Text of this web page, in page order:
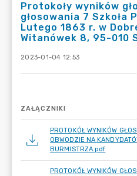
Protokoły wyników
głosowania 7 Szkoła
Lutego 1863 r. w
Witanówek 8, 95-010
2023-01-04 12:53
ZAŁĄCZNIKI
PROTOKÓŁ WYNIKÓW
OBWODZIE NA
BURMISTRZA.pdf
PROTOKÓŁ WYNIKÓW